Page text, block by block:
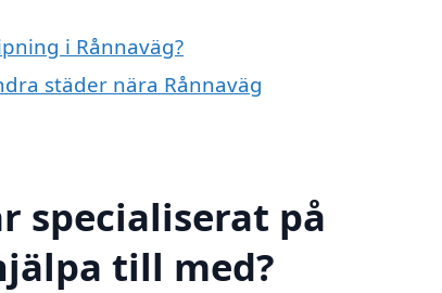
i Rånnaväg?
städer nära Rånnaväg
specialiserat på
till med?